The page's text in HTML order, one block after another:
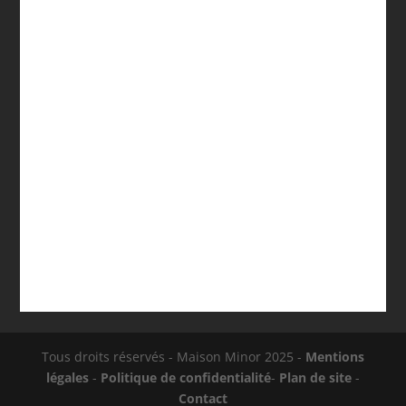
Tous droits réservés - Maison Minor 2025 - Mentions
légales- Politique de confidentialité- Plan de site-
Contact